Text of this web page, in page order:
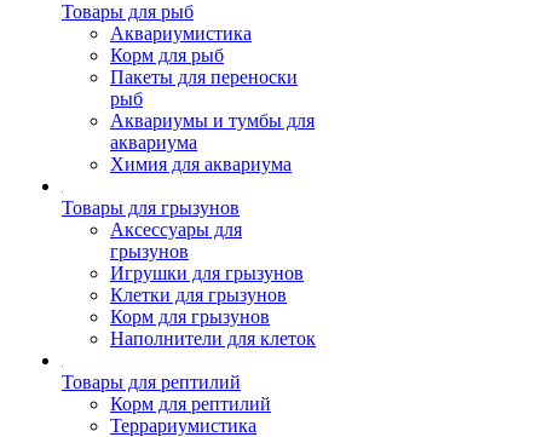
Товары для рыб
Аквариумистика
Корм для рыб
Пакеты для переноски
рыб
Аквариумы и тумбы для
аквариума
Химия для аквариума
Товары для грызунов
Аксессуары для
грызунов
Игрушки для грызунов
Клетки для грызунов
Корм для грызунов
Наполнители для клеток
Товары для рептилий
Корм для рептилий
Террариумистика